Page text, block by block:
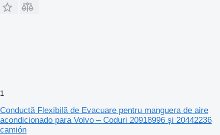
1
Conductă Flexibilă de Evacuare pentru manguera de aire
acondicionado para Volvo – Coduri 20918996 și 20442236
camión